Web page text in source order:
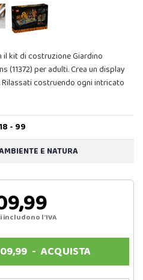
il kit di costruzione Giardino
(11372) per adulti. Crea un display
costruendo ogni intricato
18 - 99
E NATURA
includono l'IVA
-ACQUISTA